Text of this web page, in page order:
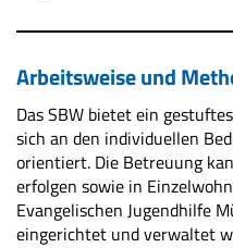
Arbeitsweise und
Das SBW bietet ein
sich an den individuellen
orientiert. Die Betreuung
erfolgen sowie in
Evangelischen Jugendhilfe
eingerichtet und verwaltet